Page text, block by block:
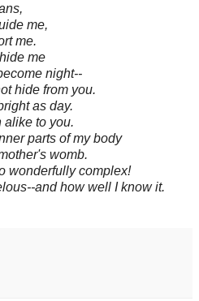
me,
me.
me
night--
hide from you.
as day.
alike to you.
parts of my body
womb.
wonderfully complex!
and how well I know it.